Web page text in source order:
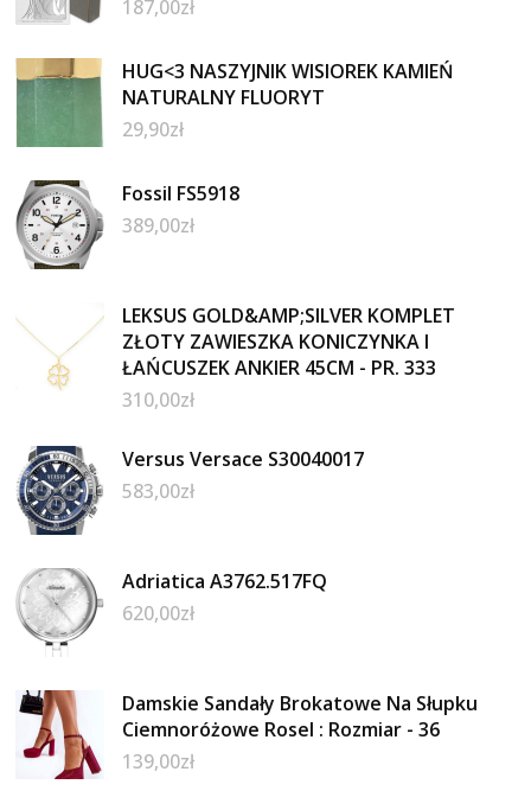
187,00zł
HUG<3 NASZYJNIK WISIOREK KAMIEŃ
NATURALNY FLUORYT
29,90zł
Fossil FS5918
389,00zł
LEKSUS GOLD&AMP;SILVER KOMPLET
ZŁOTY ZAWIESZKA KONICZYNKA I
ŁAŃCUSZEK ANKIER 45CM - PR. 333
310,00zł
Versus Versace S30040017
583,00zł
Adriatica A3762.517FQ
620,00zł
Damskie Sandały Brokatowe Na Słupku
Ciemnoróżowe Rosel : Rozmiar - 36
139,00zł